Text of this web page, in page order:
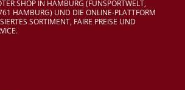
SHOP IN HAMBURG (FUNSPORTWELT,
HAMBURG) UND DIE ONLINE-PLATTFORM
SORTIMENT, FAIRE PREISE UND